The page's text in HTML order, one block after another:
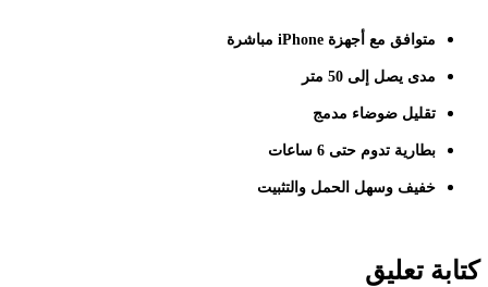
متوافق مع أجهزة iPhone مباشرة
مدى يصل إلى 50 متر
تقليل ضوضاء مدمج
بطارية تدوم حتى 6 ساعات
خفيف وسهل الحمل والتثبيت
كتابة تعليق